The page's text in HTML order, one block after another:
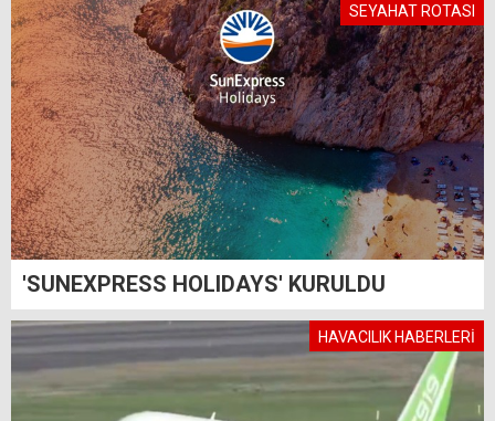
SEYAHAT ROTASI
'SUNEXPRESS HOLIDAYS' KURULDU
HAVACILIK HABERLERİ